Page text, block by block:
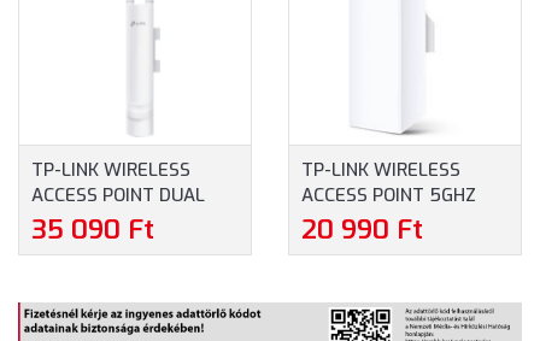
TP-LINK WIRELESS
ACCESS POINT DUAL
BAND AC1200 KÜLTÉRI
(EAP225-OUTDOOR)
35 090 Ft
TP-LINK WIRELESS
ACCESS POINT 5GHZ
300MBPS KÜLTÉRI
(CPE510)
20 990 Ft